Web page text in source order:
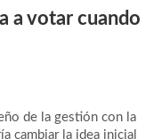
a votar cuando
de la gestión con la
cambiar la idea inicial